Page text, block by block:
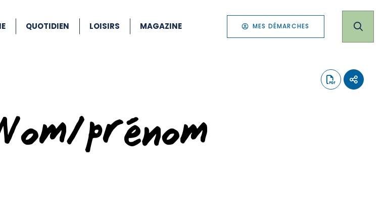
QUOTIDIEN LOISIRS MAGAZINE MES DÉMARCHES
prénom